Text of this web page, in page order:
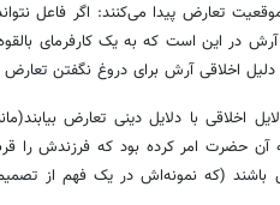
تعارض پیدا می‌کنند: اگر فاعل
در این است که به یک کارفرمای
اخلاقی‌ آرش برای دروغ نگفتن تعارض
اخلاقی با دلایل دینی تعارض
حضرت امر کرده بود که فرزندش را
باشند (که نمونه‌اش در یک فهم از